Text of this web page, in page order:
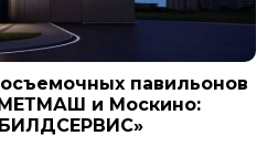
павильонов
и Москино: